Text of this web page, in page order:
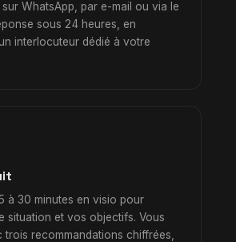
WhatsApp, par e-mail ou via le
sous 24 heures, en
interlocuteur dédié à votre
à 30 minutes en visio pour
situation et vos objectifs. Vous
recommandations chiffrées,